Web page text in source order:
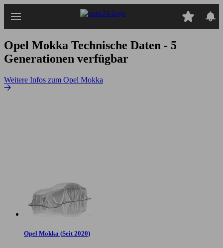
Hauptinhalt
Opel Mokka Technische Daten - 5
Generationen verfügbar
Weitere Infos zum Opel Mokka
Opel Mokka (Seit 2020)